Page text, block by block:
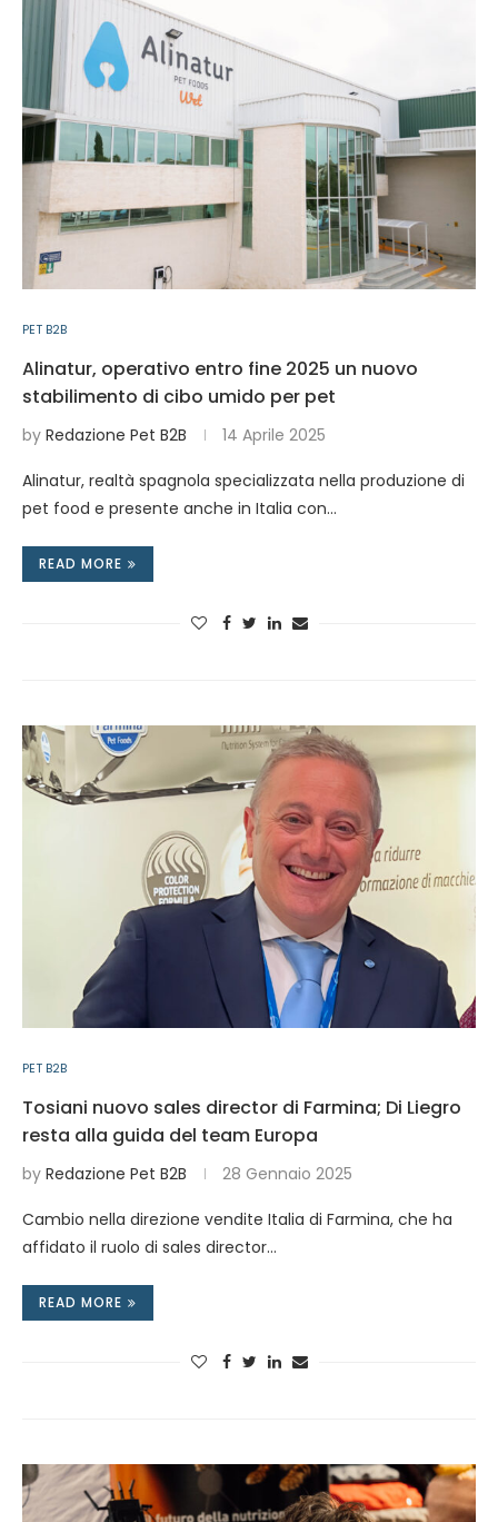
PET B2B
Alinatur, operativo entro fine 2025 un nuovo
stabilimento di cibo umido per pet
by Redazione Pet B2B 14 Aprile 2025
Alinatur, realtà spagnola specializzata nella produzione di
pet food e presente anche in Italia con…
READ MORE
PET B2B
Tosiani nuovo sales director di Farmina; Di Liegro
resta alla guida del team Europa
by Redazione Pet B2B 28 Gennaio 2025
Cambio nella direzione vendite Italia di Farmina, che ha
affidato il ruolo di sales director…
READ MORE